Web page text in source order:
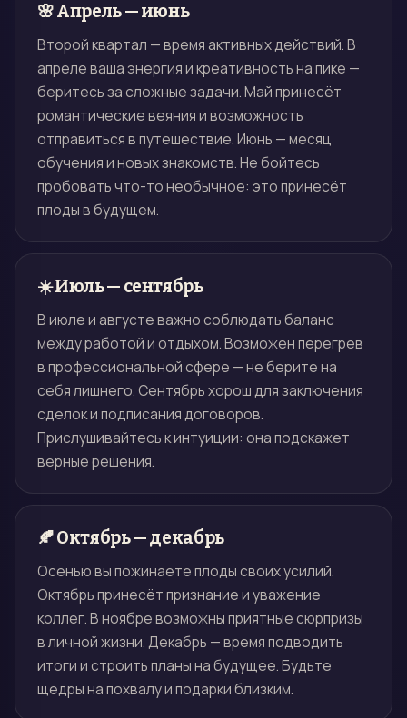
🌸 Апрель — июнь
Второй квартал — время активных действий. В
апреле ваша энергия и креативность на пике —
беритесь за сложные задачи. Май принесёт
романтические веяния и возможность
отправиться в путешествие. Июнь — месяц
обучения и новых знакомств. Не бойтесь
пробовать что-то необычное: это принесёт
плоды в будущем.
☀️ Июль — сентябрь
В июле и августе важно соблюдать баланс
между работой и отдыхом. Возможен перегрев
в профессиональной сфере — не берите на
себя лишнего. Сентябрь хорош для заключения
сделок и подписания договоров.
Прислушивайтесь к интуиции: она подскажет
верные решения.
🍂 Октябрь — декабрь
Осенью вы пожинаете плоды своих усилий.
Октябрь принесёт признание и уважение
коллег. В ноябре возможны приятные сюрпризы
в личной жизни. Декабрь — время подводить
итоги и строить планы на будущее. Будьте
щедры на похвалу и подарки близким.